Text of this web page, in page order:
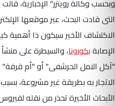
وبحسب وكالة رويتزر" الإخبارية،
التى قادت البحث، عبر موقعها
الاكتشاف الأخير سيكون ذا أهمية
الإصابةبكورونا، والسيطرة على
"آكل النمل الحرشفى" أو "أم قرفة"
الاتجار به بطريقة غير مشروعة،
الأبحاث الأخيرة تحذر من نقله